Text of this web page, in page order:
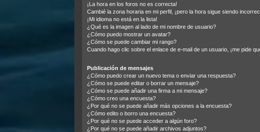
¡La hora en los foros no es correcta!
Cambié la zona horaria en mi perfil, ¡pero la hora sigue siendo
¡Mi idioma no está en la lista!
¿Qué es la imagen al lado de mi nombre de usuario?
¿Cómo puedo mostrar un avatar?
¿Cómo se puede cambiar mi rango?
Cuando hago clic sobre el enlace de e-mail de un usuario, ¡me pide
Publicación de mensajes
¿Cómo puedo crear un nuevo tema o enviar una respuesta?
¿Cómo se puede editar o borrar un mensaje?
¿Cómo se puede añadir una firma a mi mensaje?
¿Cómo creo una encuesta?
¿Por qué no se puede añadir más opciones a la encuesta?
¿Cómo edito o borro una encuesta?
¿Por qué no se puede acceder a algún foro?
¿Por qué no se puede añadir archivos adjuntos?